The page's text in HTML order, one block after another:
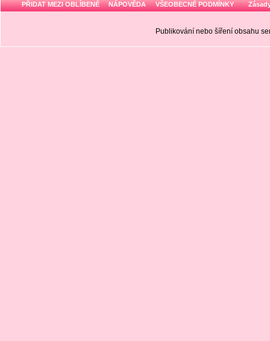
PŘIDAT MEZI OBLÍBENÉ NÁPOVĚDA VŠEOBECNÉ PODMÍNKY
Publikování nebo šíření obsahu